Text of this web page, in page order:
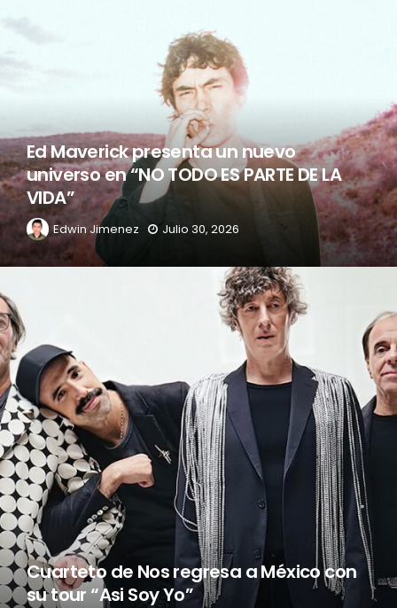
Ed Maverick presenta un nuevo
universo en “NO TODO ES PARTE DE LA
VIDA”
Edwin Jimenez Julio 30, 2026
Cuarteto de Nos regresa a México con
su tour “Asi Soy Yo”